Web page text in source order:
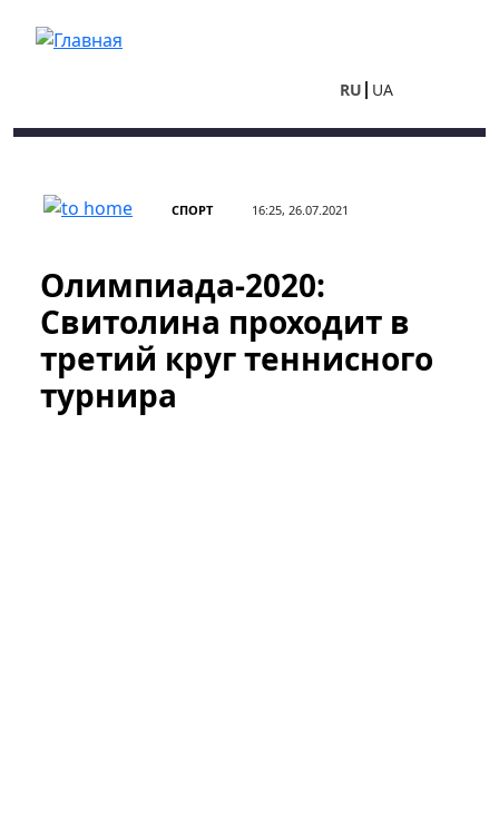
RU UA
СПОРТ 16:25, 26.07.2021
Олимпиада-2020:
Свитолина проходит в
третий круг теннисного
турнира